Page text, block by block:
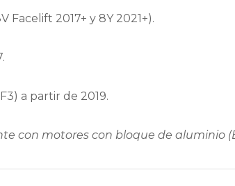
Facelift 2017+ y 8Y 2021+).
a partir de 2019.
con motores con bloque de aluminio